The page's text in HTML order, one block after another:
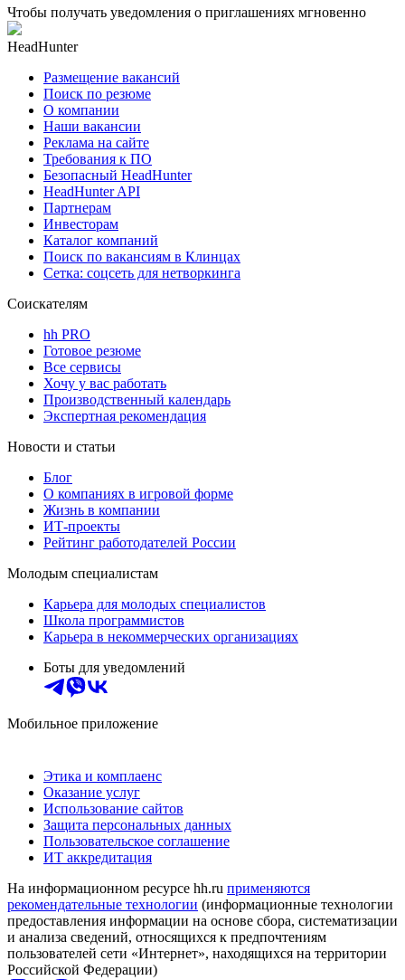
Чтобы получать уведомления о приглашениях мгновенно
HeadHunter
Размещение вакансий
Поиск по резюме
О компании
Наши вакансии
Реклама на сайте
Требования к ПО
Безопасный HeadHunter
HeadHunter API
Партнерам
Инвесторам
Каталог компаний
Поиск по вакансиям в Клинцах
Сетка: соцсеть для нетворкинга
Соискателям
hh PRO
Готовое резюме
Все сервисы
Хочу у вас работать
Производственный календарь
Экспертная рекомендация
Новости и статьи
Блог
О компаниях в игровой форме
Жизнь в компании
ИТ-проекты
Рейтинг работодателей России
Молодым специалистам
Карьера для молодых специалистов
Школа программистов
Карьера в некоммерческих организациях
Боты для уведомлений
Мобильное приложение
Этика и комплаенс
Оказание услуг
Использование сайтов
Защита персональных данных
Пользовательское соглашение
ИТ аккредитация
На информационном ресурсе hh.ru применяются
рекомендательные технологии (информационные технологии
предоставления информации на основе сбора, систематизации
и анализа сведений, относящихся к предпочтениям
пользователей сети «Интернет», находящихся на территории
Российской Федерации)